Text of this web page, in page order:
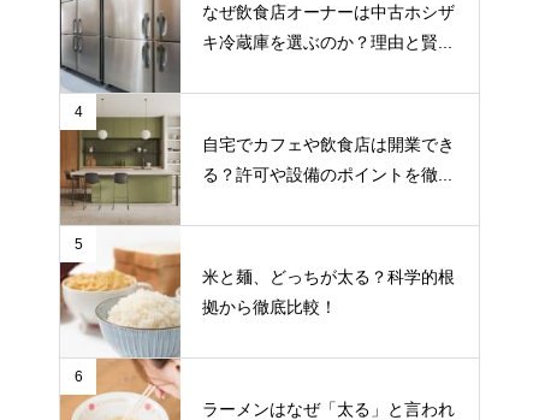
なぜ飲食店オーナーは中古ホシザ
キ冷蔵庫を選ぶのか？理由と賢...
4
自宅でカフェや飲食店は開業でき
る？許可や設備のポイントを徹...
5
米と麺、どっちが太る？科学的根
拠から徹底比較！
6
ラーメンはなぜ「太る」と言われ